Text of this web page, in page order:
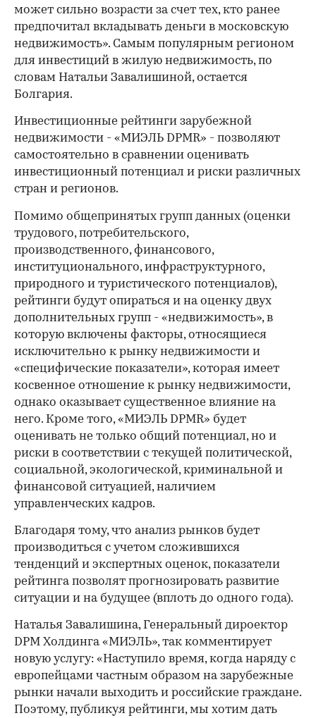
может сильно возрасти за счет тех, кто ранее
предпочитал вкладывать деньги в московскую
недвижимость». Самым популярным регионом
для инвестиций в жилую недвижимость, по
словам Натальи Завалишиной, остается
Болгария.
Инвестиционные рейтинги зарубежной
недвижимости - «МИЭЛЬ DPMR» - позволяют
самостоятельно в сравнении оценивать
инвестиционный потенциал и риски различных
стран и регионов.
00:00 / 00:00
Помимо общепринятых групп данных (оценки
трудового, потребительского,
производственного, финансового,
институционального, инфраструктурного,
природного и туристического потенциалов),
рейтинги будут опираться и на оценку двух
дополнительных групп - «недвижимость», в
которую включены факторы, относящиеся
исключительно к рынку недвижимости и
«специфические показатели», которая имеет
косвенное отношение к рынку недвижимости,
однако оказывает существенное влияние на
него. Кроме того, «МИЭЛЬ DPMR» будет
оценивать не только общий потенциал, но и
риски в соответствии с текущей политической,
социальной, экологической, криминальной и
финансовой ситуацией, наличием
управленческих кадров.
Благодаря тому, что анализ рынков будет
производиться с учетом сложившихся
тенденций и экспертных оценок, показатели
рейтинга позволят прогнозировать развитие
ситуации и на будущее (вплоть до одного года).
Наталья Завалишина, Генеральный дироектор
DPM Холдинга «МИЭЛЬ», так комментирует
новую услугу: «Наступило время, когда наряду с
европейцами частным образом на зарубежные
рынки начали выходить и российские граждане.
Поэтому, публикуя рейтинги, мы хотим дать